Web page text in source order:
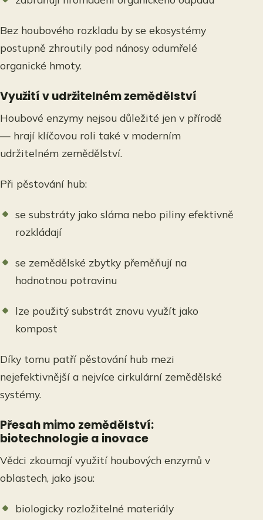
Bez houbového rozkladu by se ekosystémy
postupně zhroutily pod nánosy odumřelé
organické hmoty.
Využití v udržitelném zemědělství
Houbové enzymy nejsou důležité jen v přírodě
— hrají klíčovou roli také v moderním
udržitelném zemědělství.
Při pěstování hub:
se substráty jako sláma nebo piliny efektivně
rozkládají
se zemědělské zbytky přeměňují na
hodnotnou potravinu
lze použitý substrát znovu využít jako
kompost
Díky tomu patří pěstování hub mezi
nejefektivnější a nejvíce cirkulární zemědělské
systémy.
Přesah mimo zemědělství:
biotechnologie a inovace
Vědci zkoumají využití houbových enzymů v
oblastech, jako jsou:
biologicky rozložitelné materiály